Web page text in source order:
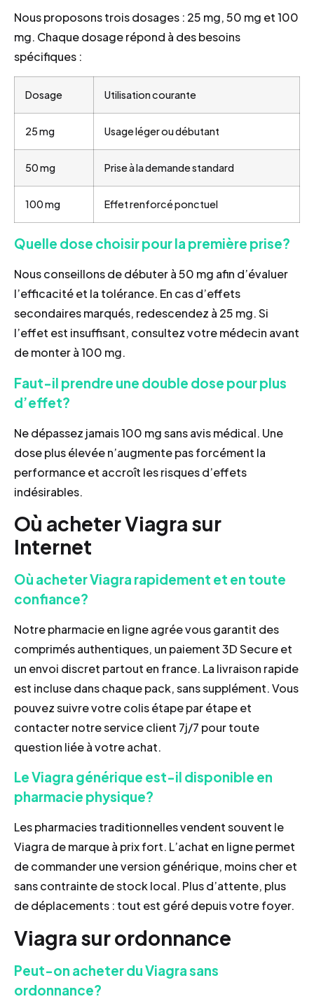
Nous proposons trois dosages : 25 mg, 50 mg et 100
mg. Chaque dosage répond à des besoins
spécifiques :
Dosage Utilisation courante
25 mg Usage léger ou débutant
50 mg Prise à la demande standard
100 mg Effet renforcé ponctuel
Quelle dose choisir pour la première prise?
Nous conseillons de débuter à 50 mg afin d’évaluer
l’efficacité et la tolérance. En cas d’effets
secondaires marqués, redescendez à 25 mg. Si
l’effet est insuffisant, consultez votre médecin avant
de monter à 100 mg.
Faut-il prendre une double dose pour plus
d’effet?
Ne dépassez jamais 100 mg sans avis médical. Une
dose plus élevée n’augmente pas forcément la
performance et accroît les risques d’effets
indésirables.
Où acheter Viagra sur
Internet
Où acheter Viagra rapidement et en toute
confiance?
Notre pharmacie en ligne agrée vous garantit des
comprimés authentiques, un paiement 3D Secure et
un envoi discret partout en france. La livraison rapide
est incluse dans chaque pack, sans supplément. Vous
pouvez suivre votre colis étape par étape et
contacter notre service client 7j/7 pour toute
question liée à votre achat.
Le Viagra générique est-il disponible en
pharmacie physique?
Les pharmacies traditionnelles vendent souvent le
Viagra de marque à prix fort. L’achat en ligne permet
de commander une version générique, moins cher et
sans contrainte de stock local. Plus d’attente, plus
de déplacements : tout est géré depuis votre foyer.
Viagra sur ordonnance
Peut-on acheter du Viagra sans
ordonnance?